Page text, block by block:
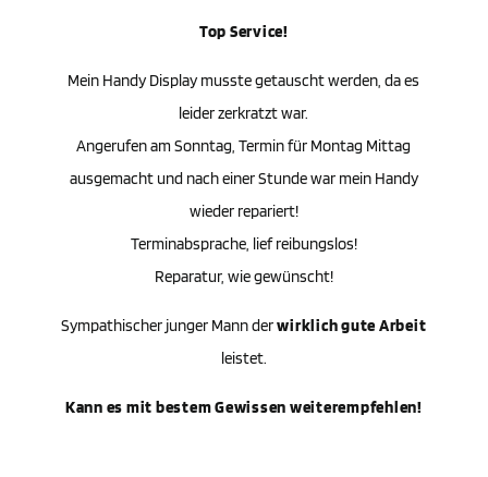
Top Service!
Mein Handy Display musste getauscht werden, da es
leider zerkratzt war.
Angerufen am Sonntag, Termin für Montag Mittag
ausgemacht und nach einer Stunde war mein Handy
wieder repariert!
Terminabsprache, lief reibungslos!
Reparatur, wie gewünscht!
Sympathischer junger Mann derwirklich gute Arbeit
leistet.
Kann es mit bestem Gewissen weiterempfehlen!